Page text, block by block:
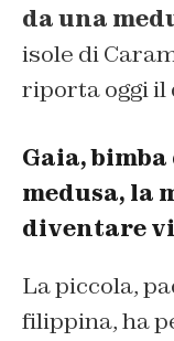
da una
isole di
riporta oggi il
Gaia,
medusa, la
diventare
La piccola,
filippina, ha